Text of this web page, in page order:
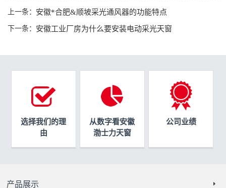
上一条： 安徽*合肥&顺坡采光通风器的功能特点
下一条： 安徽工业厂房为什么要安装电动采光天窗
选择我们的理
由
从数字看安徽
渤士力天窗
公司业绩
产品展示